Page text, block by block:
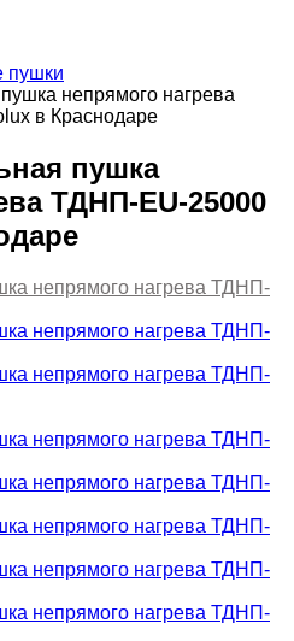
пушки
непрямого нагрева
в Краснодаре
пушка
ТДНП-EU-25000